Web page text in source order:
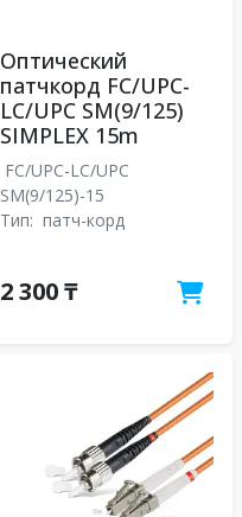
Оптический
патчкорд FC/UPC-
LC/UPC SM(9/125)
SIMPLEX 15m
FC/UPC-LC/UPC
SM(9/125)-15
Тип: патч-корд
2 300 ₸